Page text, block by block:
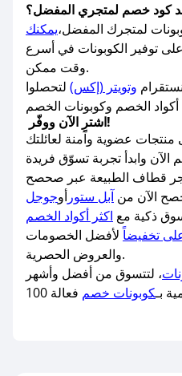
كود خصم لمتجري المفضل؟
لمتجرك المفضل،يمكنك
توفير الكوبونات في أسرع
وقت ممكن.
وتويتر (إكس) لتحصلوا
الخصم وكوبونات الخصم
اشترِ الآن ووفّر!
عضوية وآمنة لعائلتك
وابدأ تجربة تسوّق فريدة
الآن من آبل ستور أوجوجل
ذكية مع اكثر أكواد الخصم
تخفيضاًلأفضل الخصومات
والعروض الحصرية.
، لتتسوق من أفضل وأشهر
بـكوبونات خصم